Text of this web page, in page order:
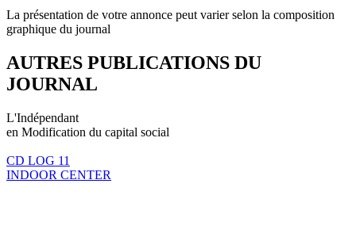
La présentation de votre annonce peut varier selon la composition
graphique du journal
AUTRES PUBLICATIONS DU
JOURNAL
L'Indépendant
en Modification du capital social
CD LOG 11
INDOOR CENTER